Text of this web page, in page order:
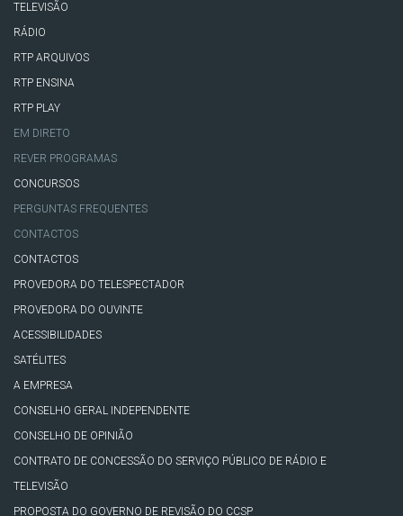
TELEVISÃO
RÁDIO
RTP ARQUIVOS
RTP ENSINA
RTP PLAY
EM DIRETO
REVER PROGRAMAS
CONCURSOS
PERGUNTAS FREQUENTES
CONTACTOS
CONTACTOS
PROVEDORA DO TELESPECTADOR
PROVEDORA DO OUVINTE
ACESSIBILIDADES
SATÉLITES
A EMPRESA
CONSELHO GERAL INDEPENDENTE
CONSELHO DE OPINIÃO
CONTRATO DE CONCESSÃO DO SERVIÇO PÚBLICO DE RÁDIO E
TELEVISÃO
PROPOSTA DO GOVERNO DE REVISÃO DO CCSP